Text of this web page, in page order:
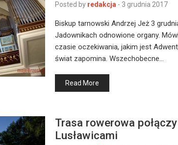
Posted by redakcja - 3 grudnia 2017
Biskup tarnowski Andrzej Jeż 3
Jadownikach odnowione organy.
czasie oczekiwania, jakim jest
świat zapomina. Wszechobecne…
Read More
Trasa rowerowa
Lusławicami